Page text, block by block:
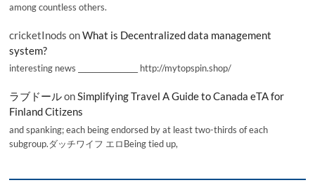
among countless others.
cricketInods onWhat is Decentralized data management
system?
interesting news _________________ http://mytopspin.shop/
ラブドールonSimplifying Travel A Guide to Canada eTA for
Finland Citizens
and spanking; each being endorsed by at least two-thirds of each
subgroup.ダッチワイフ エロBeing tied up,